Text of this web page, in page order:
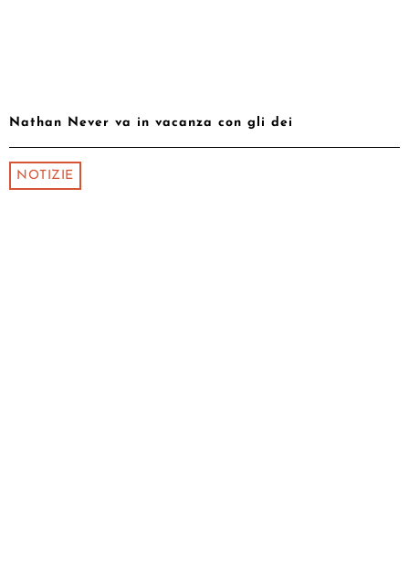
Nathan Never va in vacanza con gli dei
NOTIZIE